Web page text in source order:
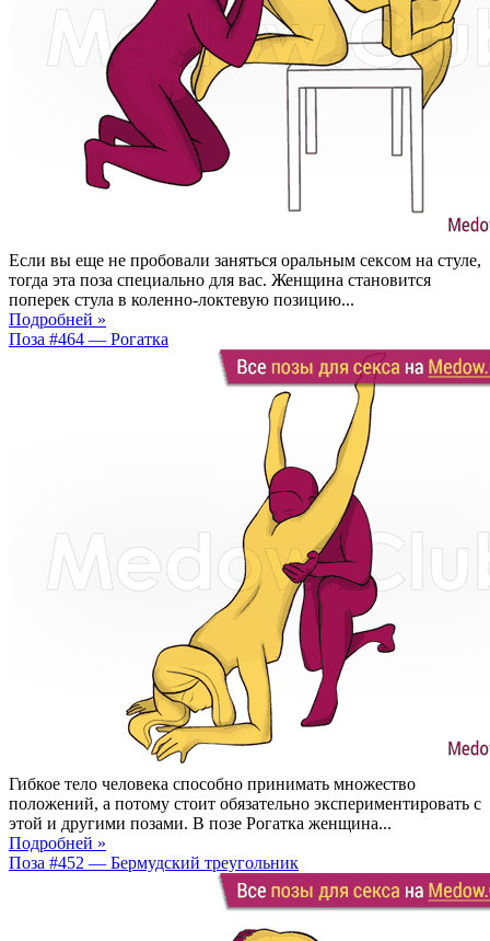
Если вы еще не пробовали заняться оральным сексом на стуле,
тогда эта поза специально для вас. Женщина становится
поперек стула в коленно-локтевую позицию...
Подробней »
Поза #464 — Рогатка
Гибкое тело человека способно принимать множество
положений, а потому стоит обязательно экспериментировать с
этой и другими позами. В позе Рогатка женщина...
Подробней »
Поза #452 — Бермудский треугольник